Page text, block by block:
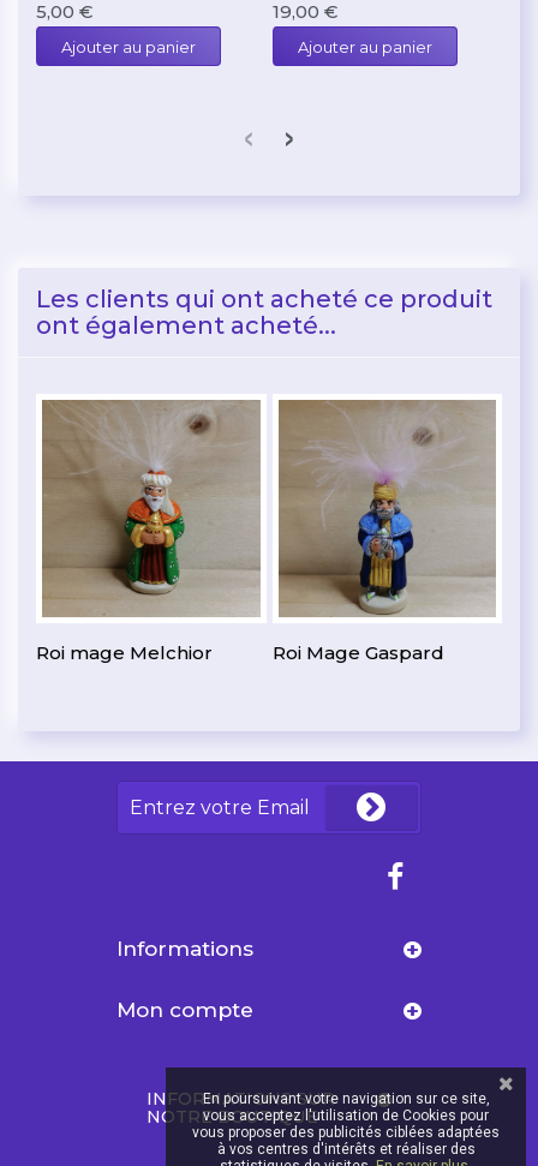
5,00 €
Ajouter au panier
19,00 €
Ajouter au panier
‹ ›
Les clients qui ont acheté ce produit
ont également acheté...
Roi mage Melchior Roi Mage Gaspard
Informations
Mon compte
INFORMATIONS SUR
NOTRE BOUTIQUE
En poursuivant votre navigation sur ce site,
vous acceptez l'utilisation de Cookies pour
vous proposer des publicités ciblées adaptées
à vos centres d'intérêts et réaliser des